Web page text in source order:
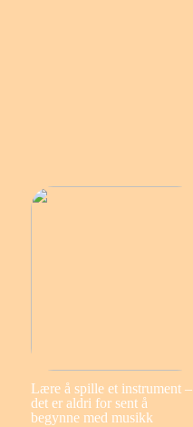
Lære å spille et instrument –
det er aldri for sent å
begynne med musikk